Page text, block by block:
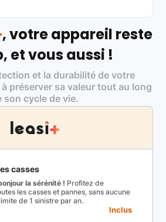
, votre appareil reste
et vous aussi !
et la durabilité de votre
préserver sa valeur tout au long
son cycle de vie.
casses
la sérénité ! Profitez de
les casses et pannes, sans aucune
de 1 sinistre par an.
Inclus